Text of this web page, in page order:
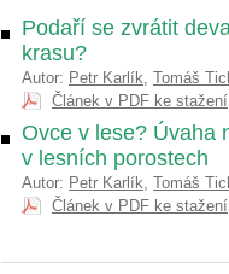
Podaří se zvrátit
krasu?
Autor: Petr Karlík, Tomáš
Článek v PDF ke stažení
Ovce v lese? Úvaha
v lesních porostech
Autor: Petr Karlík, Tomáš
Článek v PDF ke stažení